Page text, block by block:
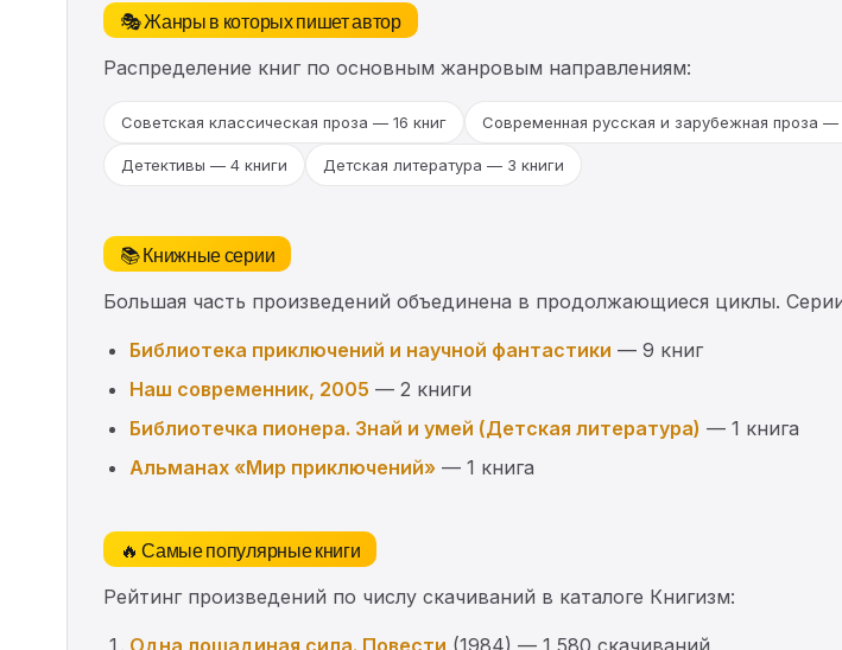
🎭 Жанры в которых пишет автор
Распределение книг по основным жанровым направлениям:
Советская классическая проза — 16 книг Современная русская и зарубежная проза —
Детективы — 4 книги Детская литература — 3 книги
📚 Книжные серии
Большая часть произведений объединена в продолжающиеся циклы.
Библиотека приключений и научной фантастики — 9 книг
Наш современник, 2005 — 2 книги
Библиотечка пионера. Знай и умей (Детская литература) — 1 книга
Альманах «Мир приключений» — 1 книга
🔥 Самые популярные книги
Рейтинг произведений по числу скачиваний в каталоге Книгизм:
Одна лошадиная сила. Повести (1984) — 1 580 скачиваний